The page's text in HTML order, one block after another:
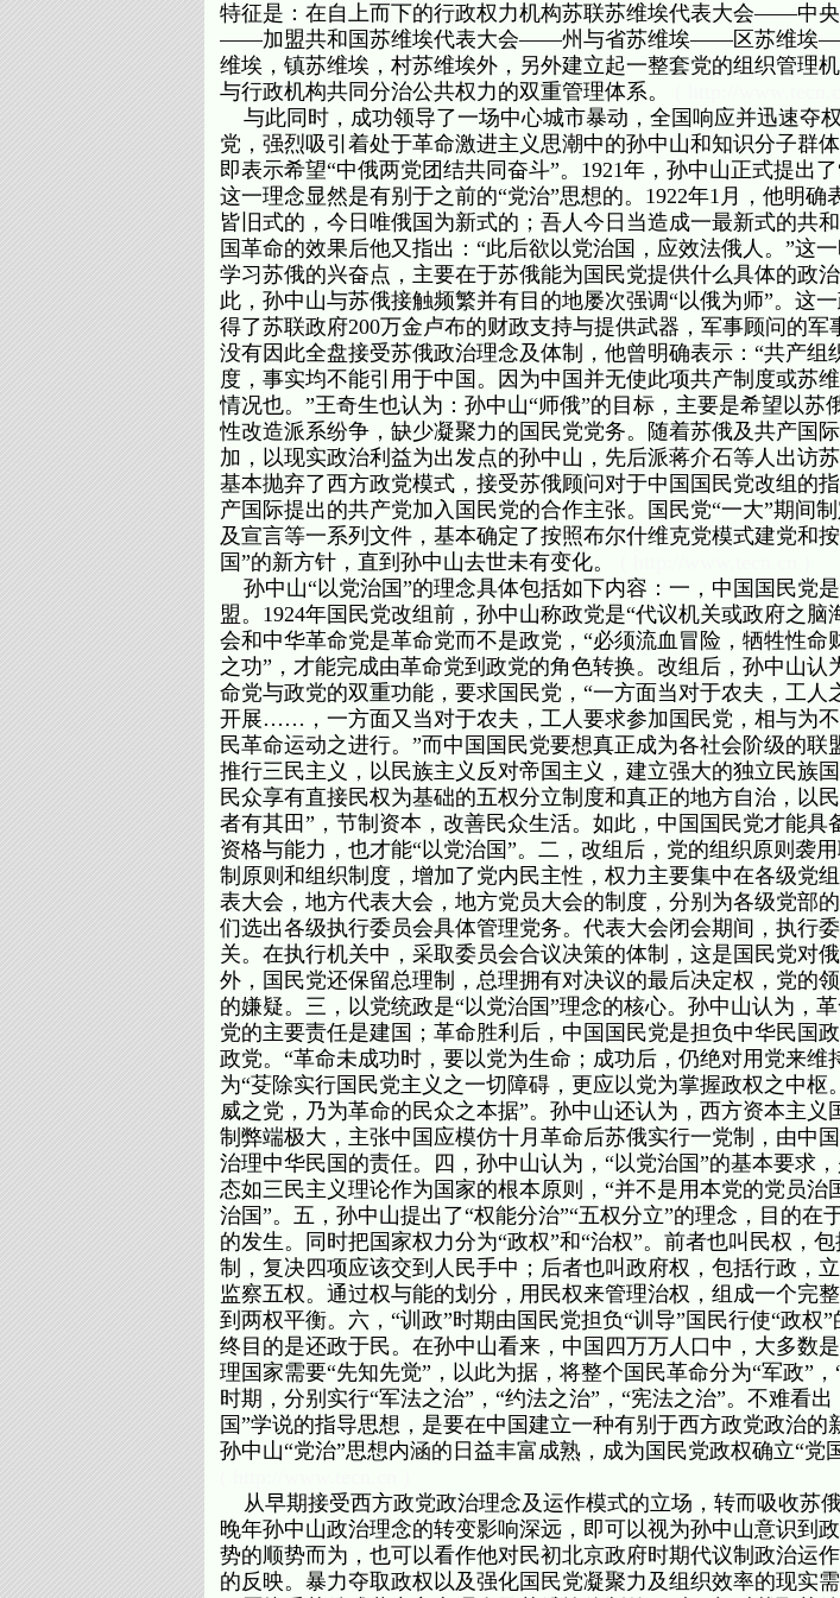
特征是：在自上而下的行政权力机构苏联苏维埃代表大会——中
——加盟共和国苏维埃代表大会——州与省苏维埃——区苏维埃
维埃，镇苏维埃，村苏维埃外，另外建立起一整套党的组织管理
与行政机构共同分治公共权力的双重管理体系。
与此同时，成功领导了一场中心城市暴动，全国响应并迅速夺
党，强烈吸引着处于革命激进主义思潮中的孙中山和知识分子群
即表示希望“中俄两党团结共同奋斗”。1921年，孙中山正式提出了
这一理念显然是有别于之前的“党治”思想的。1922年1月，他明确
皆旧式的，今日唯俄国为新式的；吾人今日当造成一最新式的共
国革命的效果后他又指出：“此后欲以党治国，应效法俄人。”这
学习苏俄的兴奋点，主要在于苏俄能为国民党提供什么具体的政
此，孙中山与苏俄接触频繁并有目的地屡次强调“以俄为师”。这
得了苏联政府200万金卢布的财政支持与提供武器，军事顾问的军
没有因此全盘接受苏俄政治理念及体制，他曾明确表示：“共产组
度，事实均不能引用于中国。因为中国并无使此项共产制度或苏
情况也。”王奇生也认为：孙中山“师俄”的目标，主要是希望以苏
性改造派系纷争，缺少凝聚力的国民党党务。随着苏俄及共产国
加，以现实政治利益为出发点的孙中山，先后派蒋介石等人出访
基本抛弃了西方政党模式，接受苏俄顾问对于中国国民党改组的
产国际提出的共产党加入国民党的合作主张。国民党“一大”期间
及宣言等一系列文件，基本确定了按照布尔什维克党模式建党和
国”的新方针，直到孙中山去世未有变化。
孙中山“以党治国”的理念具体包括如下内容：一，中国国民党
盟。1924年国民党改组前，孙中山称政党是“代议机关或政府之脑
会和中华革命党是革命党而不是政党，“必须流血冒险，牺牲性命
之功”，才能完成由革命党到政党的角色转换。改组后，孙中山认
命党与政党的双重功能，要求国民党，“一方面当对于农夫，工人
开展……，一方面又当对于农夫，工人要求参加国民党，相与为
民革命运动之进行。”而中国国民党要想真正成为各社会阶级的联
推行三民主义，以民族主义反对帝国主义，建立强大的独立民族
民众享有直接民权为基础的五权分立制度和真正的地方自治，以
者有其田”，节制资本，改善民众生活。如此，中国国民党才能具
资格与能力，也才能“以党治国”。二，改组后，党的组织原则袭
制原则和组织制度，增加了党内民主性，权力主要集中在各级党
表大会，地方代表大会，地方党员大会的制度，分别为各级党部
们选出各级执行委员会具体管理党务。代表大会闭会期间，执行
关。在执行机关中，采取委员会合议决策的体制，这是国民党对
外，国民党还保留总理制，总理拥有对决议的最后决定权，党的
的嫌疑。三，以党统政是“以党治国”理念的核心。孙中山认为，
党的主要责任是建国；革命胜利后，中国国民党是担负中华民国
政党。“革命未成功时，要以党为生命；成功后，仍绝对用党来维
为“芟除实行国民党主义之一切障碍，更应以党为掌握政权之中枢
威之党，乃为革命的民众之本据”。孙中山还认为，西方资本主义
制弊端极大，主张中国应模仿十月革命后苏俄实行一党制，由中
治理中华民国的责任。四，孙中山认为，“以党治国”的基本要求
态如三民主义理论作为国家的根本原则，“并不是用本党的党员治
治国”。五，孙中山提出了“权能分治”“五权分立”的理念，目的在
的发生。同时把国家权力分为“政权”和“治权”。前者也叫民权，
制，复决四项应该交到人民手中；后者也叫政府权，包括行政，
监察五权。通过权与能的划分，用民权来管理治权，组成一个完
到两权平衡。六，“训政”时期由国民党担负“训导”国民行使“政权
终目的是还政于民。在孙中山看来，中国四万万人口中，大多数
理国家需要“先知先觉”，以此为据，将整个国民革命分为“军政”，
时期，分别实行“军法之治”，“约法之治”，“宪法之治”。不难看
国”学说的指导思想，是要在中国建立一种有别于西方政党政治的
孙中山“党治”思想内涵的日益丰富成熟，成为国民党政权确立“党
从早期接受西方政党政治理念及运作模式的立场，转而吸收苏俄
晚年孙中山政治理念的转变影响深远，即可以视为孙中山意识到
势的顺势而为，也可以看作他对民初北京政府时期代议制政治运
的反映。暴力夺取政权以及强化国民党凝聚力及组织效率的现实